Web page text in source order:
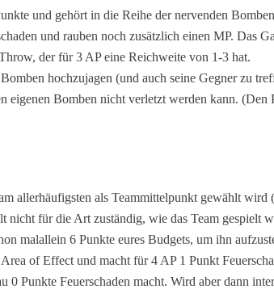
und gehört in die Reihe der nervenden
und rauben noch zusätzlich einen MP.
der für 3 AP eine Reichweite von 1-3 hat.
hochzujagen (und auch seine Gegner zu
eigenen Bomben nicht verletzt werden kann.
allerhäufigsten als Teammittelpunkt gewählt
nicht für die Art zuständig, wie das Team gespielt
malallein 6 Punkte eures Budgets, um ihn
of Effect und macht für 4 AP 1 Punkt
Punkte Feuerschaden macht. Wird aber dann